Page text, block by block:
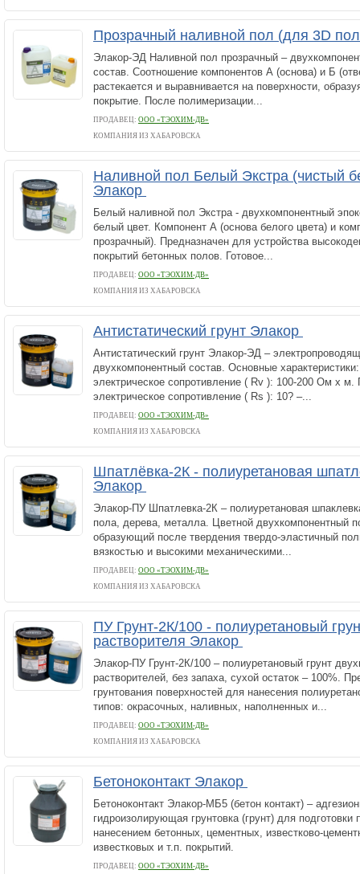
Прозрачный наливной пол (для 3D
Элакор-ЭД Наливной пол прозрачный –
состав. Соотношение компонентов А (основа) и Б
растекается и выравнивается на поверхности,
покрытие. После полимеризации...
ПРОДАВЕЦ: ООО «ТЭОХИМ-ДВ»
КОМПАНИЯ ИЗ ХАБАРОВСКА
Наливной пол Белый Экстра (чистый
Элакор
Белый наливной пол Экстра - двухкомпонентный
белый цвет. Компонент А (основа белого цвета) и
прозрачный). Предназначен для устройства
покрытий бетонных полов. Готовое...
ПРОДАВЕЦ: ООО «ТЭОХИМ-ДВ»
КОМПАНИЯ ИЗ ХАБАРОВСКА
Антистатический грунт Элакор
Антистатический грунт Элакор-ЭД –
двухкомпонентный состав. Основные
электрическое сопротивление ( Rv ): 100-200 Ом х м.
электрическое сопротивление ( Rs ): 10? –...
ПРОДАВЕЦ: ООО «ТЭОХИМ-ДВ»
КОМПАНИЯ ИЗ ХАБАРОВСКА
Шпатлёвка-2К - полиуретановая
Элакор
Элакор-ПУ Шпатлевка-2К – полиуретановая
пола, дерева, металла. Цветной двухкомпонентный
образующий после твердения твердо-эластичный
вязкостью и высокими механическими...
ПРОДАВЕЦ: ООО «ТЭОХИМ-ДВ»
КОМПАНИЯ ИЗ ХАБАРОВСКА
ПУ Грунт-2К/100 - полиуретановый
растворителя Элакор
Элакор-ПУ Грунт-2К/100 – полиуретановый грунт
растворителей, без запаха, сухой остаток – 100%.
грунтования поверхностей для нанесения
типов: окрасочных, наливных, наполненных и...
ПРОДАВЕЦ: ООО «ТЭОХИМ-ДВ»
КОМПАНИЯ ИЗ ХАБАРОВСКА
Бетоноконтакт Элакор
Бетоноконтакт Элакор-МБ5 (бетон контакт) –
гидроизолирующая грунтовка (грунт) для подготовки
нанесением бетонных, цементных, известково-
известковых и т.п. покрытий.
ПРОДАВЕЦ: ООО «ТЭОХИМ-ДВ»